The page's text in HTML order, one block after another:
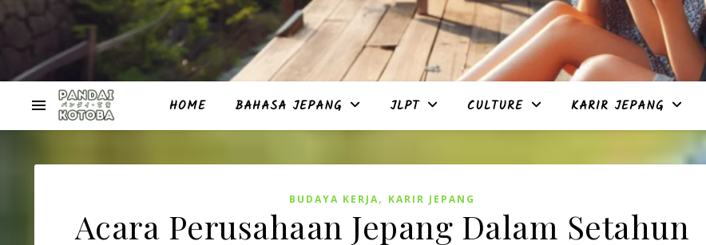
HOME BAHASA JEPANG JLPT CULTURE KARIR JEPANG
BUDAYA KERJA, KARIR JEPANG
Acara Perusahaan Jepang Dalam Setahun